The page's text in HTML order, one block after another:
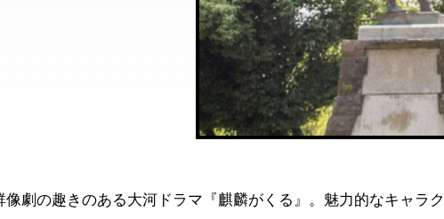
劇の趣きのある大河ドラマ『麒麟がくる』。魅力的なキャラク